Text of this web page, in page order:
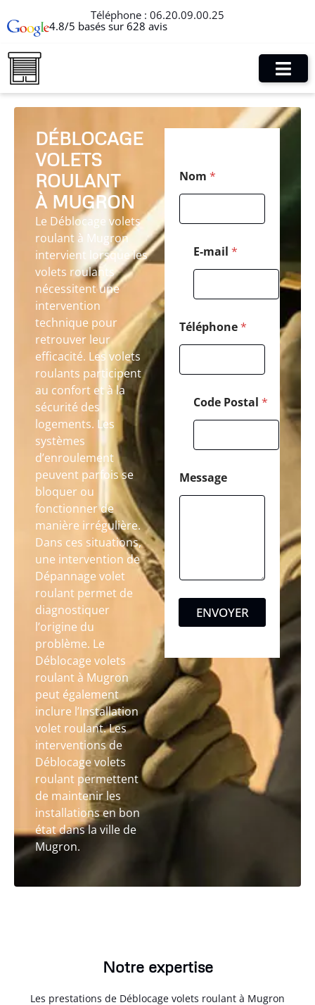
Téléphone : 06.20.09.00.25
4.8/5 basés sur 628 avis
DÉBLOCAGE
VOLETS
ROULANT
À MUGRON
Le Déblocage volets
roulant à Mugron
intervient lorsque les
volets roulants
nécessitent une
intervention
technique pour
retrouver leur
efficacité. Les volets
roulants participent
au confort et à la
sécurité des
logements. Les
systèmes
d’enroulement
peuvent parfois se
bloquer ou
fonctionner de
manière irrégulière.
Dans ces situations,
une intervention de
Dépannage volet
roulant permet de
diagnostiquer
l’origine du
problème. Le
Déblocage volets
roulant à Mugron
peut également
inclure l’Installation
volet roulant. Les
interventions de
Déblocage volets
roulant permettent
de maintenir les
installations en bon
état dans la ville de
Mugron.
Nom *
E-mail *
Téléphone*
Code Postal *
Message
ENVOYER
Notre expertise
Les prestations de Déblocage volets roulant à Mugron